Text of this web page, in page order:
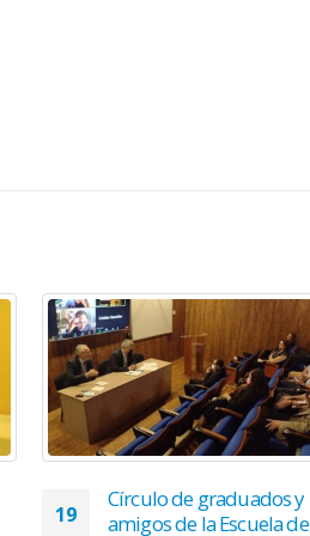
19
Círculo de graduados y
amigos de la Escuela de